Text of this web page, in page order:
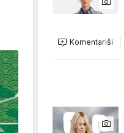
Komentariši